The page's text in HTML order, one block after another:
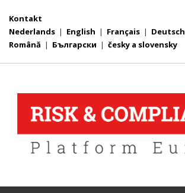
Kontakt
Nederlands | English | Français | Deutsch
Română | Български | česky a slovensky